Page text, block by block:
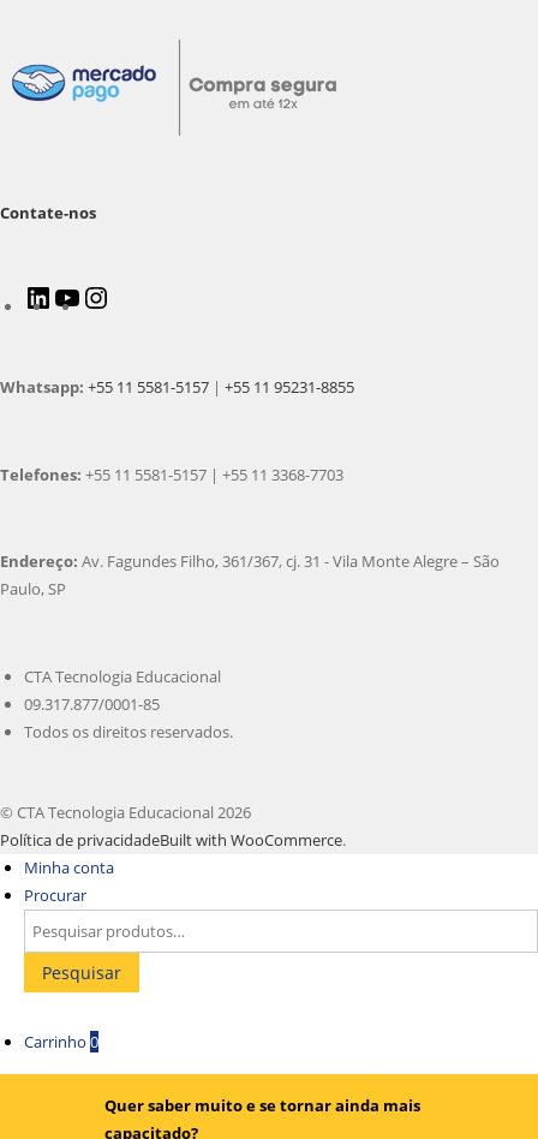
Contate-nos
Whatsapp: +55 11 5581-5157 | +55 11 95231-8855
Telefones: +55 11 5581-5157 | +55 11 3368-7703
Endereço: Av. Fagundes Filho, 361/367, cj. 31 - Vila Monte Alegre – São
Paulo, SP
CTA Tecnologia Educacional
09.317.877/0001-85
Todos os direitos reservados.
© CTA Tecnologia Educacional 2026
Política de privacidadeBuilt with WooCommerce.
Minha conta
Procurar
Pesquisar
Carrinho 0
Quer saber muito e se tornar ainda mais
capacitado?